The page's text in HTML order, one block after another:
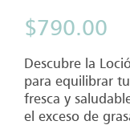
$790.00
Descubre la
para equilibrar
fresca y
el exceso de